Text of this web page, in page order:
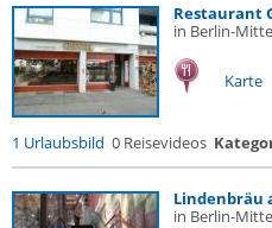
Restaurant
in Berlin-Mitte
Karte
1 Urlaubsbild 0 Reisevideos
Lindenbräu
in Berlin-Mitte